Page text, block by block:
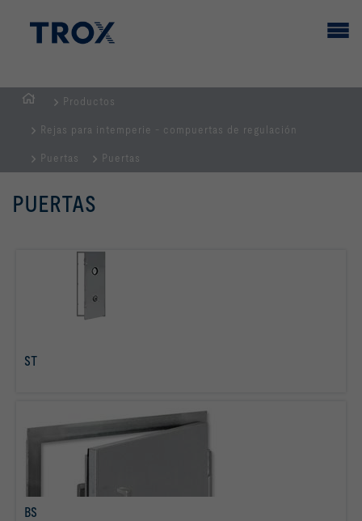
PRINCIPAL
Productos
Rejas para intemperie - compuertas de regulación
Puertas Puertas
PUERTAS
ST
BS